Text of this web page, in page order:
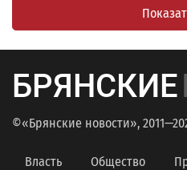
БРЯНСКИЕ
©«Брянские новости»,
Власть Общество